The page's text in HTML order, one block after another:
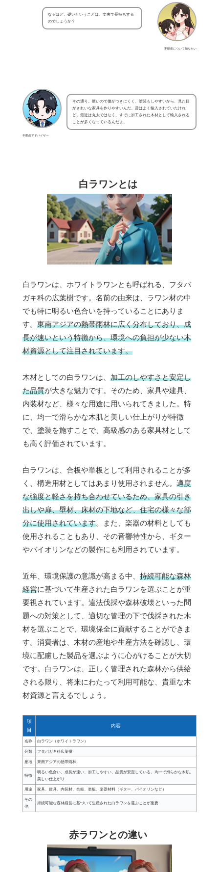
不動産について知りたい
なるほど。硬いということは、丈夫で長持ちする
のでしょうか？
不動産アドバイザー
その通り。硬いので傷がつきにくく、塗装もしやすいから、見た目
がきれいな家具を作りやすいんだ。昔はよく輸入されていたけれ
ど、最近は丸太ではなく、すでに加工された木材として輸入される
ことが多くなっているんだよ。
白ラワンとは
白ラワンは、ホワイトラワンとも呼ばれる、フタバ
ガキ科の広葉樹です。名前の由来は、ラワン材の中
でも特に明るい色合いを持っていることにありま
す。 東南アジアの熱帯雨林に広く分布しており、成
長が速いという特徴から、環境への負担が少ない木
材資源として注目されています。
木材としての白ラワンは、 加工のしやすさと安定し
た品質が大きな魅力です。そのため、家具や建具、
内装材など、様々な用途に用いられてきました。特
に、均一で滑らかな木肌と美しい仕上がりが特徴
で、塗装を施すことで、高級感のある家具材として
も高く評価されています。
白ラワンは、合板や単板として利用されることが多
く、構造用材としてはあまり使用されません。 適度
な強度と軽さを持ち合わせているため、家具の引き
出しや扉、壁材、床材の下地など、住宅の様々な部
分に使用されています。また、楽器の材料としても
使用されることもあり、その音響特性から、ギター
やバイオリンなどの製作にも利用されています。
近年、環境保護の意識が高まる中、 持続可能な森林
経営に基づいて生産された白ラワンを選ぶことが重
要視されています。違法伐採や森林破壊といった問
題への対策として、適切な管理の下で伐採された木
材を選ぶことで、環境保全に貢献することができま
す。消費者は、木材の産地や生産方法を確認し、環
境に配慮した製品を選ぶように心がけることが大切
です。白ラワンは、正しく管理された森林から供給
される限り、将来にわたって利用可能な、貴重な木
材資源と言えるでしょう。
項
目
内容
名称 白ラワン（ホワイトラワン）
分類 フタバガキ科広葉樹
産地 東南アジアの熱帯雨林
特徴
明るい色合い、成長が速い、加工しやすい、品質が安定している、均一で滑らかな木肌、
美しい仕上がり
用途 家具、建具、内装材、合板、単板、楽器材料（ギター、バイオリンなど）
その
他
持続可能な森林経営に基づいて生産された白ラワンを選ぶことが重要
赤ラワンとの違い